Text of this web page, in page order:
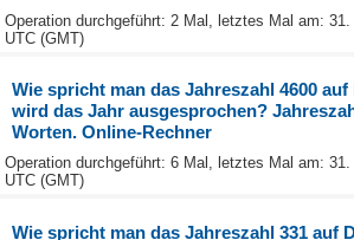
Operation durchgeführt: 2 Mal, letztes Mal am:
UTC (GMT)
Wie spricht man das Jahreszahl 4600
wird das Jahr ausgesprochen?
Worten. Online-Rechner
Operation durchgeführt: 6 Mal, letztes Mal am:
UTC (GMT)
Wie spricht man das Jahreszahl 331 auf